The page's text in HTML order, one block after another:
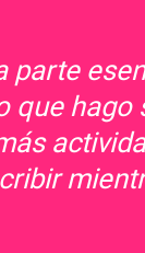
parte
que hago